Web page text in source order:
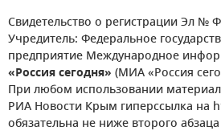
Свидетельство о регистрации Эл №
Учредитель: Федеральное
предприятие Международное
«Россия сегодня» (МИА «Россия
При любом использовании
РИА Новости Крым гиперссылка на
обязательна не ниже второго абзаца